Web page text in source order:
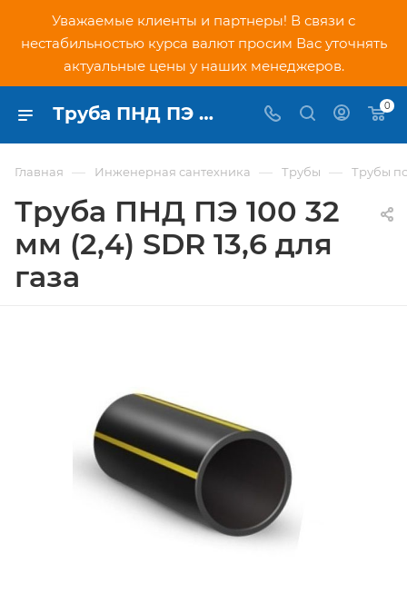
Уважаемые клиенты и партнеры! В связи с
нестабильностью курса валют просим Вас уточнять
актуальные цены у наших менеджеров.
Труба ПНД ПЭ 100 32 мм (2,4) SDR 13,6 для газа - купить по низкой цене в Москве, интернет-магазин PNDtech.ru 0
Главная — Инженерная сантехника — Трубы — Трубы
Труба ПНД ПЭ 100 32
мм (2,4) SDR 13,6 для
газа